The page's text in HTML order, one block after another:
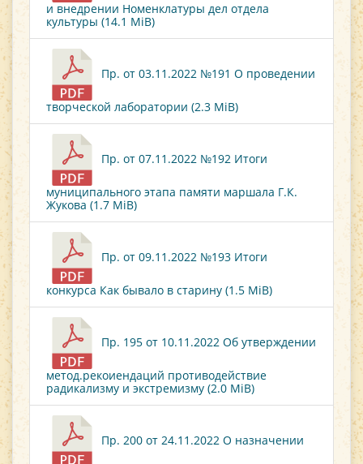
и внедрении Номенклатуры дел отдела
культуры (14.1 MiB)
Пр. от 03.11.2022 №191 О проведении
творческой лаборатории (2.3 MiB)
Пр. от 07.11.2022 №192 Итоги
муниципального этапа памяти маршала Г.К.
Жукова (1.7 MiB)
Пр. от 09.11.2022 №193 Итоги
конкурса Как бывало в старину (1.5 MiB)
Пр. 195 от 10.11.2022 Об утверждении
метод.рекоиендаций противодействие
радикализму и экстремизму (2.0 MiB)
Пр. 200 от 24.11.2022 О назначении